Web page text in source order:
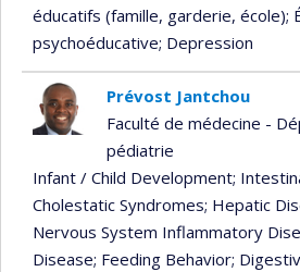
éducatifs (famille, garderie, école);
psychoéducative; Depression
Prévost Jantchou
Faculté de médecine -
pédiatrie
Infant / Child Development;
Cholestatic Syndromes; Hepatic
Nervous System Inflammatory
Disease; Feeding Behavior;